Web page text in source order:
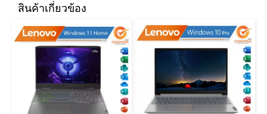
สินค้าเกี่ยวข้อง